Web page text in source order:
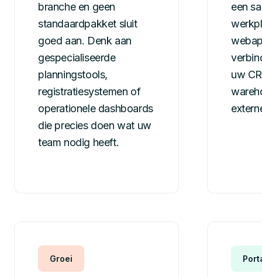
branche en geen
standaardpakket sluit
goed aan. Denk aan
gespecialiseerde
planningstools,
registratiesystemen of
operationele dashboards
die precies doen wat uw
team nodig heeft.
een
uw
Groei